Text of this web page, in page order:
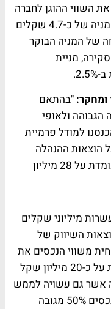
השווי ההוגן לחברה
בכ-1.1 מיליארד שקל, המשקף שווי מניה של כ-4.7 שקלים
הפתיחה של המניה הבוקר
מניית
ומחקר: "בהתאם
הגבוהה ולאופי
למודל פרמיית
כלשהי, בחרנו במכפיל של 5 על הוצאות ההנהלה
והכלליות, כאשר ההוצאה המייצגת עומדת על 28 מיליון
מיליוני שקלים
השיווק של
משווי הנכסים את
הוצאות השיווק של החברה שעומדות על כ-20 מיליון שקל
אשר גם עשויה לממש
חלק מנכסיה, אנו מפחיתים משווי הנכסים 50% מגובה